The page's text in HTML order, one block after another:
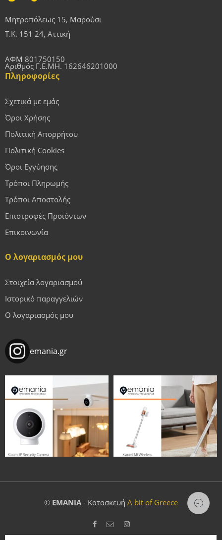
Μητροπόλεως 15, Μαρούσι
Τ.Κ. 151 24, Αττική
ΑΦΜ 801750150
Αριθμός Γ.Ε.ΜΗ. 162646201000
Πληροφορίες
Σχετικά με εμάς
Όροι Χρήσης
Πολιτική Απορρήτου
Πολιτική Cookies
Όροι Εγγύησης
Τρόποι Πληρωμής
Τρόποι Αποστολής
Επιστροφές Προϊόντων
Επικοινωνία
Ο λογαριασμός μου
Στοιχεία λογαριασμού
Ιστορικό παραγγελιών
Ο λογαριασμός μου
emania.gr
© EMANIA- Κατασκευή A bit of Greece